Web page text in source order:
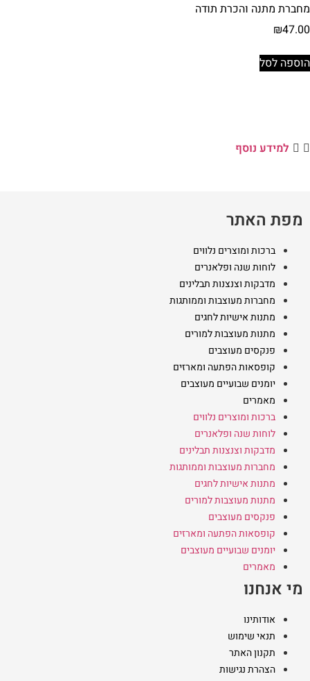
מחברת מתנה והכרת תודה
₪47.00
הוספה לסל
למידע נוסף
מפת האתר
ברכות ומוצרים נלווים
לוחות שנה ופלאנרים
מדבקות וצנצנות תבלינים
מחברות מעוצבות וממותגות
מתנות אישיות לחגים
מתנות מעוצבות למורים
פנקסים מעוצבים
קופסאות הפתעה ומארזים
יומנים שבועיים מעוצבים
מאמרים
ברכות ומוצרים נלווים
לוחות שנה ופלאנרים
מדבקות וצנצנות תבלינים
מחברות מעוצבות וממותגות
מתנות אישיות לחגים
מתנות מעוצבות למורים
פנקסים מעוצבים
קופסאות הפתעה ומארזים
יומנים שבועיים מעוצבים
מאמרים
מי אנחנו
אודותינו
תנאי שימוש
תקנון האתר
הצהרת נגישות